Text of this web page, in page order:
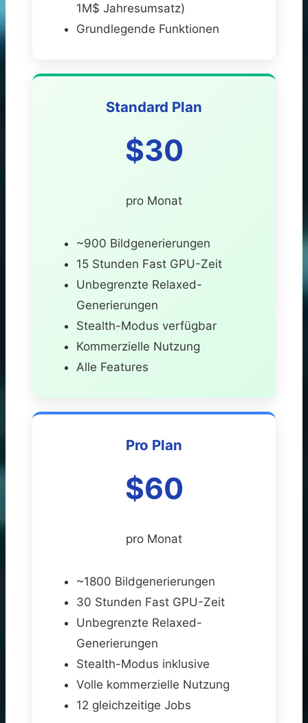
1M$ Jahresumsatz)
Grundlegende Funktionen
Standard Plan
$30
pro Monat
~900 Bildgenerierungen
15 Stunden Fast GPU-Zeit
Unbegrenzte Relaxed-
Generierungen
Stealth-Modus verfügbar
Kommerzielle Nutzung
Alle Features
Pro Plan
$60
pro Monat
~1800 Bildgenerierungen
30 Stunden Fast GPU-Zeit
Unbegrenzte Relaxed-
Generierungen
Stealth-Modus inklusive
Volle kommerzielle Nutzung
12 gleichzeitige Jobs